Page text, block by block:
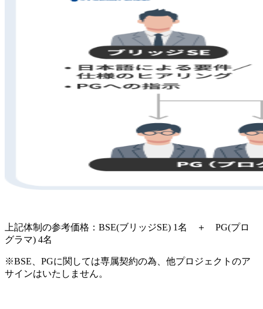
上記体制の参考価格：BSE(ブリッジSE) 1名 ＋ PG(プロ
グラマ) 4名
※BSE、PGに関しては専属契約の為、他プロジェクトのア
サインはいたしません。